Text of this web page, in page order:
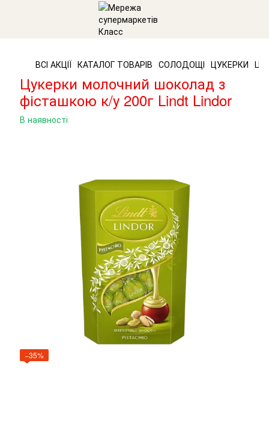
ВСІ АКЦІЇ КАТАЛОГ ТОВАРІВ СОЛОДОЩІ ЦУКЕРКИ
Цукерки молочний шоколад з
фісташкою к/у 200г Lindt Lindor
В наявності
−35%